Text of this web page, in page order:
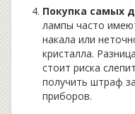
Покупка самых
лампы часто
накала или
кристалла.
стоит риска
получить штраф
приборов.